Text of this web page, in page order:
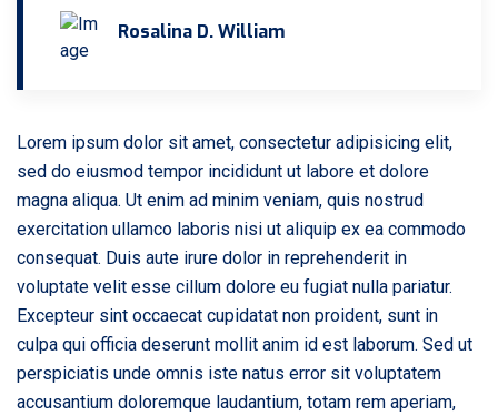
Rosalina D. William
Lorem ipsum dolor sit amet, consectetur adipisicing elit,
sed do eiusmod tempor incididunt ut labore et dolore
magna aliqua. Ut enim ad minim veniam, quis nostrud
exercitation ullamco laboris nisi ut aliquip ex ea commodo
consequat. Duis aute irure dolor in reprehenderit in
voluptate velit esse cillum dolore eu fugiat nulla pariatur.
Excepteur sint occaecat cupidatat non proident, sunt in
culpa qui officia deserunt mollit anim id est laborum. Sed ut
perspiciatis unde omnis iste natus error sit voluptatem
accusantium doloremque laudantium, totam rem aperiam,